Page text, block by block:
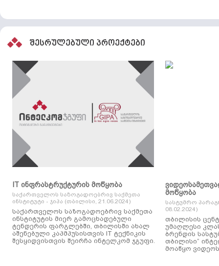
შესრულებული პროექტები
IT ინფრასტრუქტურის მოწყობა
საქართველოს საზოგადოებრივ საქმეთა
ინსტიტუტი - ჯიპა (თბილისი, 21.06.2024)
საქართველოს საზოგადოებრივ საქმეთა
ინსტიტუტის მიერ გამოცხადებული
ტენდერის ფარგლებში, თბილისში ახალ
აშენებული კაპმპუსისთვის IT ტექნიკის
შესყიდვისთვის შეირჩა ინტელკომ ჯგუფი.
მოწყობა
სასტუმრო
08.02.2024)
თბილისის
უმაღლესი
ბრენდის
თბილისი“
მოაწყო